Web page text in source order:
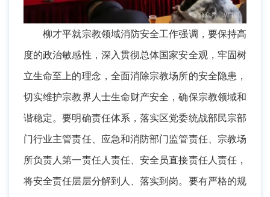
柳才平就宗教领域消防安全工作强调，要保持高
度的政治敏感性，深入贯彻总体国家安全观，牢固树
立生命至上的理念，全面消除宗教场所的安全隐患，
切实维护宗教界人士生命财产安全，确保宗教领域和
谐稳定。要明确责任体系，落实区党委统战部民宗部
门行业主管责任、应急和消防部门监管责任、宗教场
所负责人第一责任人责任、安全员直接责任人责任，
将安全责任层层分解到人、落实到岗。要有严格的规